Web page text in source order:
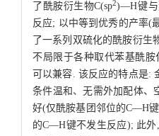
了酰胺衍生物C(sp2)—H键与
反应; 以中等到优秀的产率(
了一系列双硫化的酰胺衍
不局限于各种取代苯基酰
可以兼容. 该反应的特点是:
条件温和、无需外加配体、
好(仅酰胺基团邻位的C—H
的C—H键不发生反应); 此